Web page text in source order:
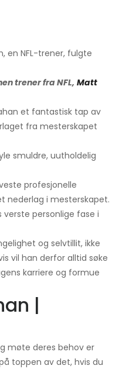
en NFL-trener, fulgte
trener fra NFL, Matt
et fantastisk tap av
fra mesterskapet
smuldre, uutholdelig
profesjonelle
nederlag i mesterskapet.
verste personlige fase i
og selvtillit, ikke
vil han derfor alltid søke
karriere og formue
|
møte deres behov er
toppen av det, hvis du